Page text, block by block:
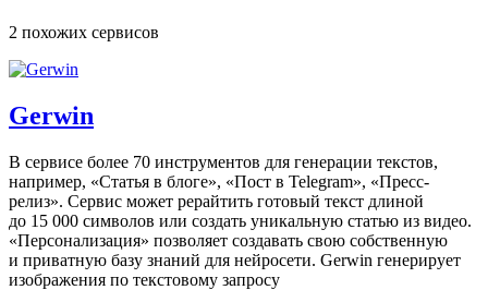
2 похожих сервисов
Gerwin
В сервисе более 70 инструментов для генерации текстов,
например, «Статья в блоге», «Пост в Telegram», «Пресс-
релиз». Сервис может рерайтить готовый текст длиной
до 15 000 символов или создать уникальную статью из видео.
«Персонализация» позволяет создавать свою собственную
и приватную базу знаний для нейросети. Gerwin генерирует
изображения по текстовому запросу